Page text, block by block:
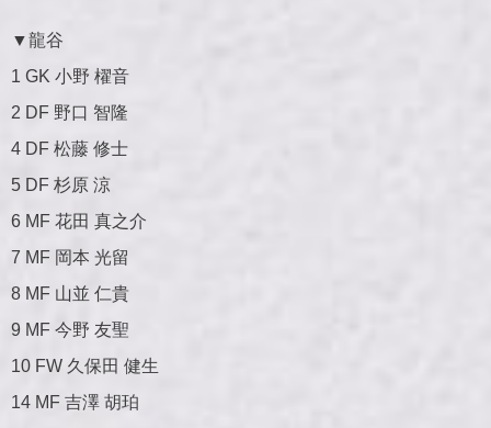
▼龍谷
1 GK 小野 櫂音
2 DF 野口 智隆
4 DF 松藤 修士
5 DF 杉原 涼
6 MF 花田 真之介
7 MF 岡本 光留
8 MF 山並 仁貴
9 MF 今野 友聖
10 FW 久保田 健生
14 MF 吉澤 胡珀